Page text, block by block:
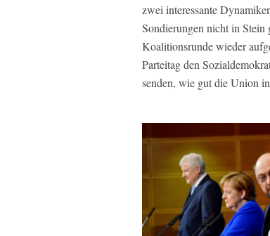
zwei interessante
Sondierungen nicht in Stein
Koalitionsrunde wieder
Parteitag den
senden, wie gut die Union